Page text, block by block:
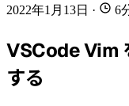
2022年1月13日 · 6
VSCode Vim
する